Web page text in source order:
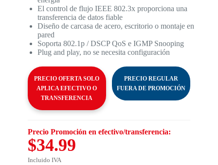
El control de flujo IEEE 802.3x proporciona una
transferencia de datos fiable
Diseño de carcasa de acero, escritorio o montaje en
pared
Soporta 802.1p / DSCP QoS e IGMP Snooping
Plug and play, no se necesita configuración
PRECIO OFERTA SOLO
APLICA EFECTIVO O
TRANSFERENCIA
PRECIO REGULAR
FUERA DE PROMOCIÓN
Precio Promoción en efectivo/transferencia:
$34.99
Incluido IVA